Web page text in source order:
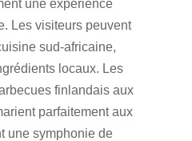
une expérience
Les visiteurs peuvent
sud-africaine,
locaux. Les
finlandais aux
parfaitement aux
une symphonie de